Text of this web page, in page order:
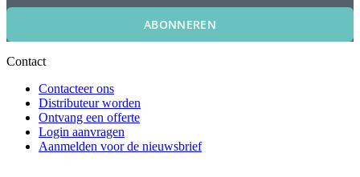
ABONNEREN
Contact
Contacteer ons
Distributeur worden
Ontvang een offerte
Login aanvragen
Aanmelden voor de nieuwsbrief